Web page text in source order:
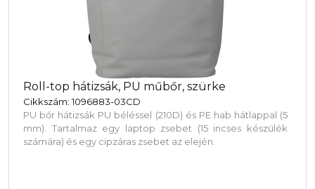
Roll-top hátizsák, PU műbőr, szürke
Cikkszám: 1096883-03CD
PU bőr hátizsák PU béléssel (210D) és PE hab hátlappal (5
mm). Tartalmaz egy laptop zsebet (15 incses készülék
számára) és egy cipzáras zsebet az elején.